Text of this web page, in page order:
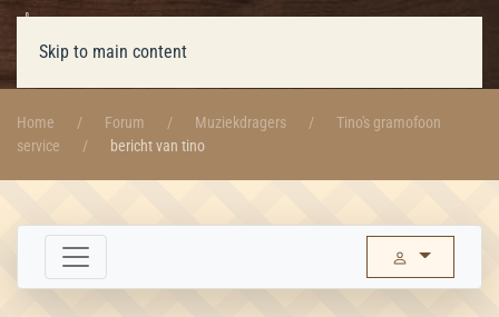
Skip to main content
Home Forum Muziekdragers
Tino's gramofoon
service
bericht van tino